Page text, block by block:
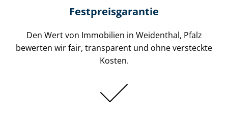
Festpreis​garantie
Den Wert von Immobilien in Weidenthal, Pfalz
bewerten wir fair, transparent und ohne versteckte
Kosten.